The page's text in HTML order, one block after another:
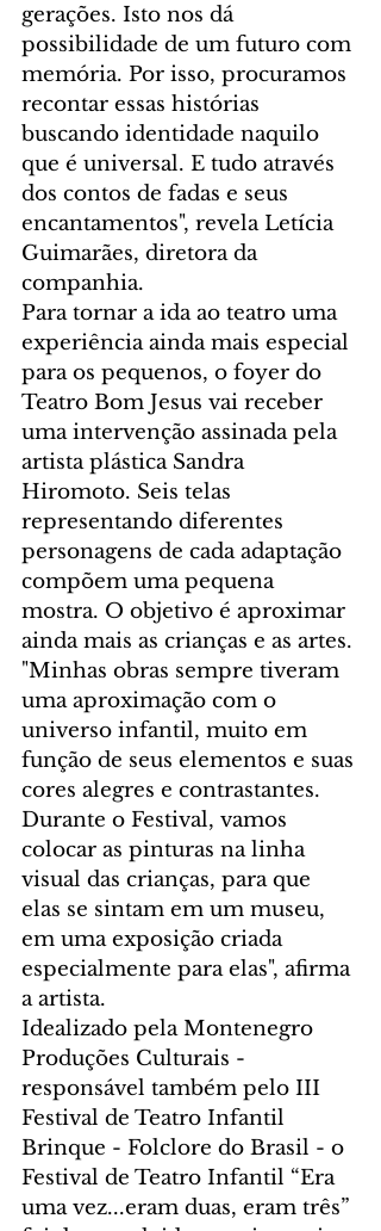
gerações. Isto nos dá
possibilidade de um futuro com
memória. Por isso, procuramos
recontar essas histórias
buscando identidade naquilo
que é universal. E tudo através
dos contos de fadas e seus
encantamentos", revela Letícia
Guimarães, diretora da
companhia.
Para tornar a ida ao teatro uma
experiência ainda mais especial
para os pequenos, o foyer do
Teatro Bom Jesus vai receber
uma intervenção assinada pela
artista plástica Sandra
Hiromoto. Seis telas
representando diferentes
personagens de cada adaptação
compõem uma pequena
mostra. O objetivo é aproximar
ainda mais as crianças e as artes.
"Minhas obras sempre tiveram
uma aproximação com o
universo infantil, muito em
função de seus elementos e suas
cores alegres e contrastantes.
Durante o Festival, vamos
colocar as pinturas na linha
visual das crianças, para que
elas se sintam em um museu,
em uma exposição criada
especialmente para elas", afirma
a artista.
Idealizado pela Montenegro
Produções Culturais -
responsável também pelo III
Festival de Teatro Infantil
Brinque - Folclore do Brasil - o
Festival de Teatro Infantil “Era
uma vez...eram duas, eram três”